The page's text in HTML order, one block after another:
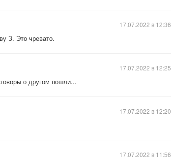
З. Это чревато.
17.07.2022 в 12:36
о другом пошли...
17.07.2022 в 12:25
17.07.2022 в 12:20
17.07.2022 в 11:56